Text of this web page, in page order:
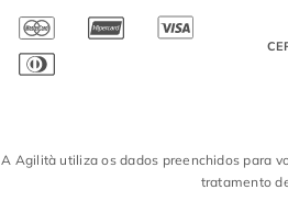
A Agilità utiliza os dados preenchidos para
tratamento